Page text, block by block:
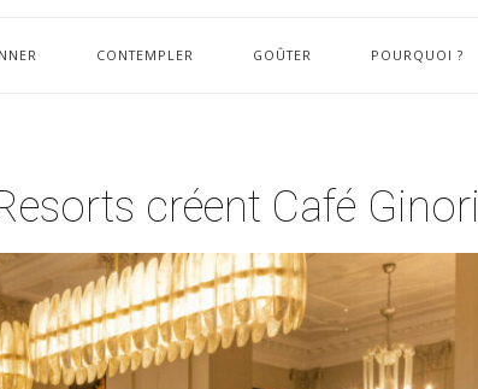
CONTEMPLER GOÛTER POURQUOI ?
créent Café Ginori